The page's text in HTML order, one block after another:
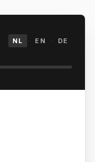
NL · EN · DE